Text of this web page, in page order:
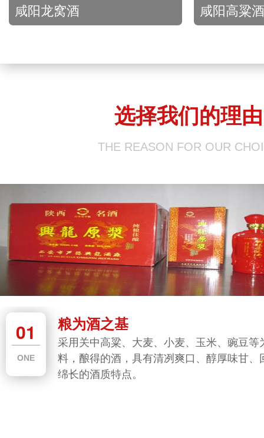
咸阳龙窝酒 咸阳高粱酒
选择我们的理由
THE REASON FOR OUR
01 粮为酒之基
采用关中高粱、大麦、小麦、玉米、豌豆等为主
料，酿得的酒，具有清冽爽口、醇厚味甘、回味
绵长的酒质特点。
水为酒之魂
兴龙酒取龙窝古井的天然地下水酿造，水质清
澈、甘甜可口、矿物质含量丰富，龙窝井水是兴
龙酒优良品质的重要因素
01
ONE
粮为酒之基
采用关中高粱、大麦、小麦、玉米、豌豆等
料，酿得的酒，具有清冽爽口、醇厚味甘、
绵长的酒质特点。
02
TWO
水为酒之魂
兴龙酒取龙窝古井的天然地下
澈、甘甜可口、矿物质含量丰
龙酒优良品质的重要因素
01 粮为酒之基
采用关中高粱、大麦、小麦、玉米、豌豆
料，酿得的酒，具有清冽爽口、醇厚味甘
绵长的酒质特点。
龙窝古井的天然地下水酿造，水质清
可口、矿物质含量丰富，龙窝井水是兴
品质的重要因素